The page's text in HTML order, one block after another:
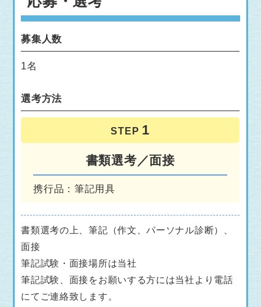
募集人数
1名
選考方法
STEP
書類選考／面接
携行品：筆記用具
書類選考の上、筆記（作文、パーソナル診断）、
面接
筆記試験・面接場所は当社
筆記試験、面接をお願いする方には当社より電話
にてご連絡致します。